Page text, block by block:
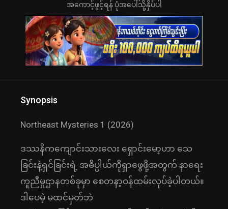
အကောင့်ဖွင့်ရန် ပုံအပေါ်သို့နှိပ်ပါ
Synopsis
Northeast Mysteries 1 (2026)
ဒဿနိကကျောင်းသားလေး ရှောင်းမော့ဟာ သေ
ခြင်းနဲ့ရှင်ခြင်းရဲ့ အဓိပ္ပါယ်ကိုရှာဖွေဖို့အတွက် နာရေး
ကူညီမှုဌာနတစ်ခုမှာ စေတနာ့ဝန်ထမ်းလုပ်ခဲ့ပါတယ်။
ဒါပေမဲ့ မထင်မှတ်ဘဲ